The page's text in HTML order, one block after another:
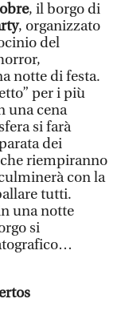
, il borgo di
, organizzato
del
notte di festa.
per i più
una cena
si farà
dei
riempiranno
con la
tutti.
una notte
si